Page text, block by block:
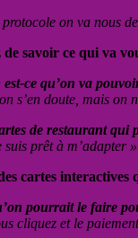
on va nous
savoir ce qui va
ce qu’on va
s’en doute, mais on
de restaurant qui
prêt à m’adapter
cartes
pourrait le faire
cliquez et le